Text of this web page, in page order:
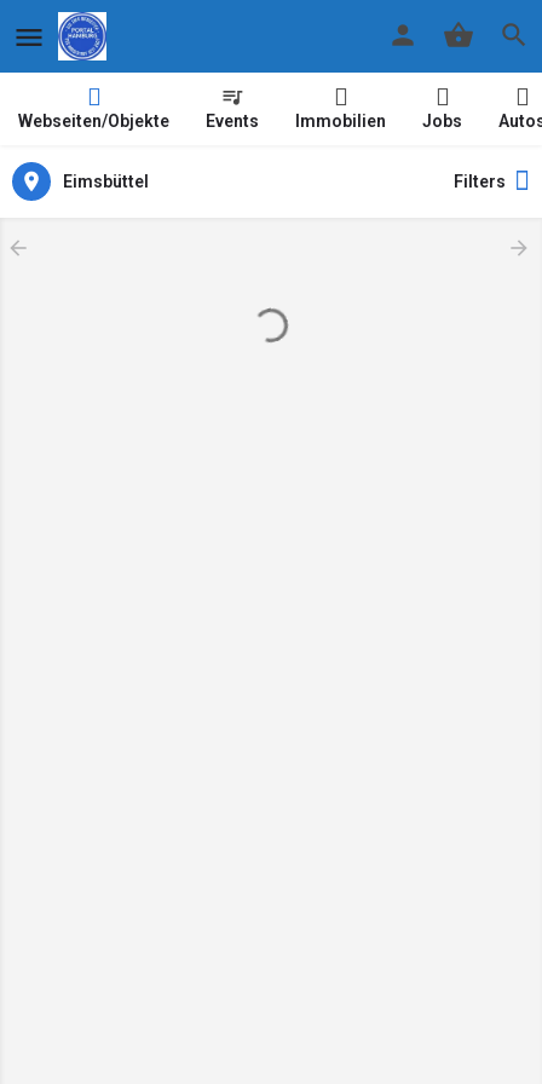
Webseiten/Objekte Events Immobilien Jobs
Eimsbüttel Filters